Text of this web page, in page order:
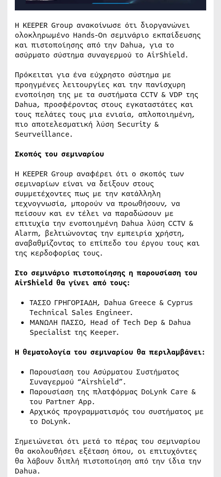
Η KEEPER Group ανακοίνωσε ότι διοργανώνει
ολοκληρωμένο Hands-On σεμινάριο εκπαίδευσης
και πιστοποίησης από την Dahua, για το
ασύρματο σύστημα συναγερμού το AirShield.
Πρόκειται για ένα εύχρηστο σύστημα με
προηγμένες λειτουργίες και την πανίσχυρη
ενοποίηση της με τα συστήματα CCTV & VDP της
Dahua, προσφέροντας στους εγκαταστάτες και
τους πελάτες τους μια ενιαία, απλοποιημένη,
πιο αποτελεσματική λύση Security &
Seurveillance.
Σκοπός του σεμιναρίου
Η KEEPER Group αναφέρει ότι ο σκοπός των
σεμιναρίων είναι να δείξουν στους
συμμετέχοντες πως με την κατάλληλη
τεχνογνωσία, μπορούν να προωθήσουν, να
πείσουν και εν τέλει να παραδώσουν με
επιτυχία την ενοποιημένη Dahua λύση CCTV &
Alarm, βελτιώνοντας την εμπειρία χρήστη,
αναβαθμίζοντας το επίπεδο του έργου τους και
της κερδοφορίας τους.
Στο σεμινάριο πιστοποίησης η παρουσίαση του
AirShield θα γίνει από τους:
ΤΑΣΣΟ ΓΡΗΓΟΡΙΑΔΗ, Dahua Greece & Cyprus
Technical Sales Engineer.
ΜΑΝΩΛΗ ΠΑΣΣΟ, Head of Tech Dep & Dahua
Specialist της Keeper.
Η θεματολογία του σεμιναρίου θα περιλαμβάνει:
Παρουσίαση του Ασύρματου Συστήματος
Συναγερμού “Airshield”.
Παρουσίαση της πλατφόρμας DoLynk Care &
του Partner App.
Αρχικός προγραμματισμός του συστήματος με
το DoLynk.
Σημειώνεται ότι μετά το πέρας του σεμιναρίου
θα ακολουθήσει εξέταση όπου, οι επιτυχόντες
θα λάβουν διπλή πιστοποίηση από την ίδια την
Dahua.